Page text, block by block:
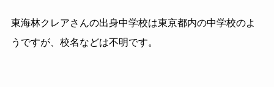
東海林クレアさんの出身中学校は東京都内の中学校のよ
うですが、校名などは不明です。